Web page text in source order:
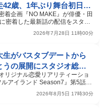
42歳、1年ぶり舞台初日へ
裸々
着企画『NO MAKE』が俳優・田
密着した最新話の配信をスター
…
2026年7月28日 11時00分
生がバスタブデートから
の展開にスタジオ総立
リジナル恋愛リアリティーショ
ルアイランド Season7』第5話が
た。@@…
2026年8月5日 17時30分